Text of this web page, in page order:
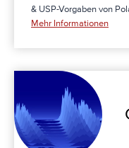
& USP-Vorgaben von
Mehr Informationen